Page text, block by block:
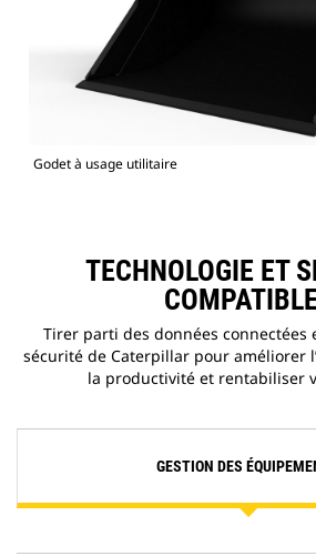
Godet à usage utilitaire
TECHNOLOGIE ET
Tirer parti des données connectées
sécurité de Caterpillar pour améliorer
la productivité et rentabiliser
GESTION DES